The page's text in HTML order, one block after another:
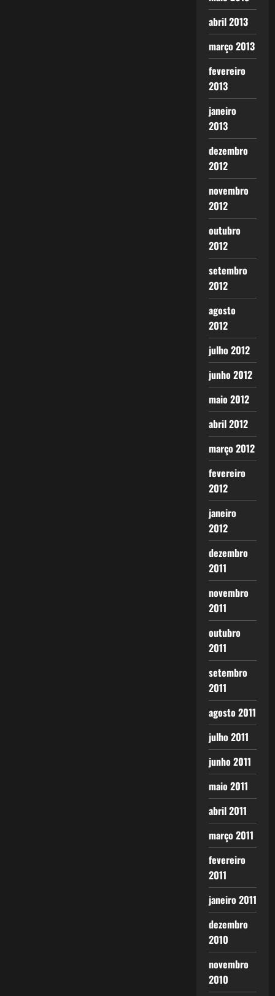
abril 2013
março 2013
fevereiro
2013
janeiro
2013
dezembro
2012
novembro
2012
outubro
2012
setembro
2012
agosto
2012
julho 2012
junho 2012
maio 2012
abril 2012
março 2012
fevereiro
2012
janeiro
2012
dezembro
2011
novembro
2011
outubro
2011
setembro
2011
agosto 2011
julho 2011
junho 2011
maio 2011
abril 2011
março 2011
fevereiro
2011
janeiro 2011
dezembro
2010
novembro
2010